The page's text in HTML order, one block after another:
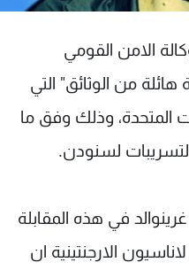
الامن القومي
من الوثائق" التي
المتحدة، وذلك وفق ما
لسنودن.
في هذه المقابلة
الارجنتينية ان
معنا
الخصوصية